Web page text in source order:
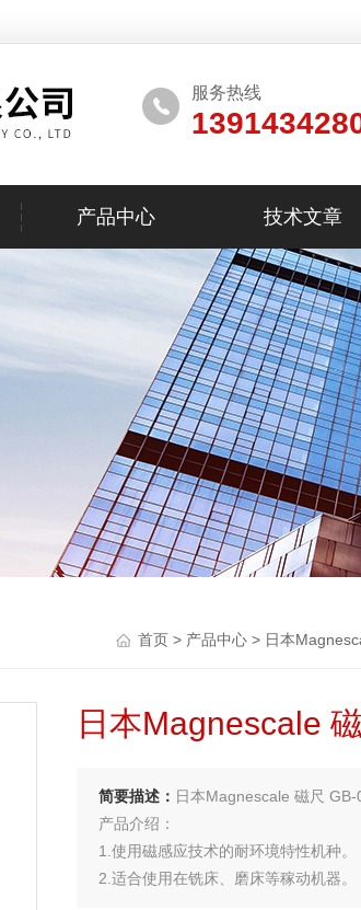
服务热线
产品中心 技术文章
首页 > 产品中心 > 日本
日本Magnescale
简要描述： 日本Magnescale 磁尺 GB-
产品介绍：
1.使用磁感应技术的耐环境特性机种。
2.适合使用在铣床、磨床等稼动机器。